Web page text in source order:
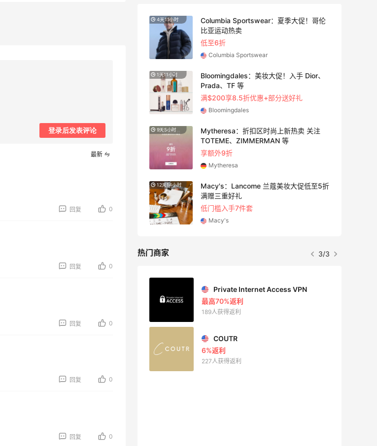
登录后发表评论
最新
回复 0
回复 0
回复 0
回复 0
回复 0
iHerb ：88全球好物节！选购日常保健、
健身补剂、护肤洗护等
关注兰蔻、雅诗兰黛等 每日更新
4天11小时
Columbia Sportswear：夏季大促！哥伦
比亚运动热卖
低至6折
Columbia Sportswear
1天11小时
Bloomingdales：美妆大促！入手 Dior、
Prada、TF 等
满$200享8.5折优惠+部分送好礼
Bloomingdales
9天5小时
Mytheresa：折扣区时尚上新热卖 关注
TOTEME、ZIMMERMAN 等
享额外9折
Mytheresa
12天14小时
Macy's：Lancome 兰蔻美妆大促低至5折
满赠三重好礼
低门槛入手7件套
Macy's
热门商家 3/3
Private Internet Access VPN
最高70%返利
189人获得返利
COUTR
6%返利
227人获得返利